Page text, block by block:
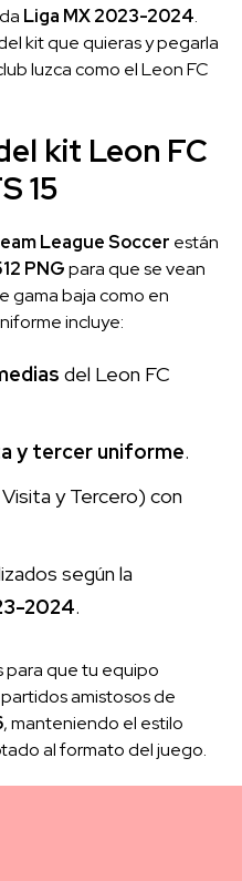
Liga MX 2023-2024.
kit que quieras y pegarla
luzca como el Leon FC
kit Leon FC
15
League Soccer están
PNGpara que se vean
gama baja como en
incluye:
del Leon FC
y tercer uniforme.
y Tercero) con
según la
2024.
para que tu equipo
amistosos de
, manteniendo el estilo
al formato del juego.